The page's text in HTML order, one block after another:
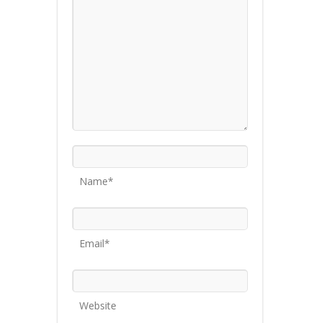
Name*
Email*
Website